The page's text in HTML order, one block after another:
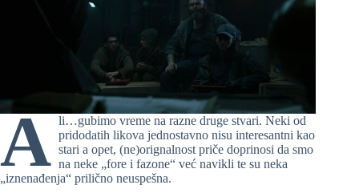
A li…gubimo vreme na razne druge stvari. Neki od
pridodatih likova jednostavno nisu interesantni kao
stari a opet, (ne)orignalnost priče doprinosi da smo
na neke „fore i fazone“ već navikli te su neka
„iznenađenja“ prilično neuspešna.